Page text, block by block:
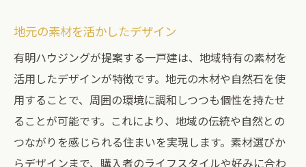
購入後も続くアフターフォロー
将来にわたる安心を提供する保証制度
エコでスマートな一戸建の未来を切り開く
環境に優しいエコ住宅の特徴
スマートホーム技術による生活の効率化
再生可能エネルギーの活用方法
地元の素材を活かしたデザイン
有明ハウジングが提案する一戸建は、地域特有の素材を
活用したデザインが特徴です。地元の木材や自然石を使
用することで、周囲の環境に調和しつつも個性を持たせ
ることが可能です。これにより、地域の伝統や自然との
つながりを感じられる住まいを実現します。素材選びか
らデザインまで、購入者のライフスタイルや好みに合わ